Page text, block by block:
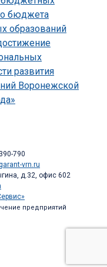
бюджета
образований
развития
Воронежской
790
vrn.ru
д.32, офис 602
предприятий